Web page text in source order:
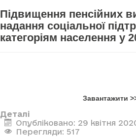
Підвищення пенсійних
надання соціальної
категоріям населення у
Завантажити
Деталі
Опубліковано: 29 квітня
Перегляди: 517